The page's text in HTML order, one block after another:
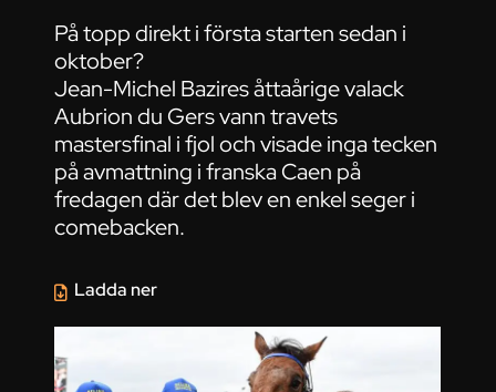
På topp direkt i första starten sedan i
oktober?
Jean-Michel Bazires åttaårige valack
Aubrion du Gers vann travets
mastersfinal i fjol och visade inga tecken
på avmattning i franska Caen på
fredagen där det blev en enkel seger i
comebacken.
Ladda ner